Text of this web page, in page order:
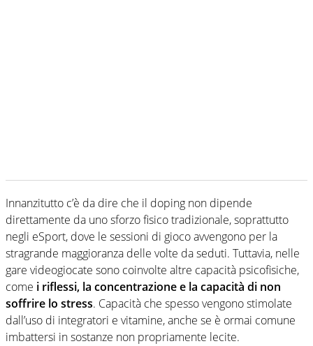
Innanzitutto c’è da dire che il doping non dipende
direttamente da uno sforzo fisico tradizionale, soprattutto
negli eSport, dove le sessioni di gioco avvengono per la
stragrande maggioranza delle volte da seduti. Tuttavia, nelle
gare videogiocate sono coinvolte altre capacità psicofisiche,
come i riflessi, la concentrazione e la capacità di non
soffrire lo stress. Capacità che spesso vengono stimolate
dall’uso di integratori e vitamine, anche se è ormai comune
imbattersi in sostanze non propriamente lecite.